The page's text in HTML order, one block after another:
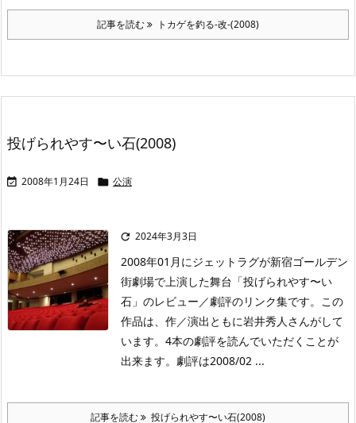
記事を読む トカゲを釣る-改-(2008)
投げられやす〜い石(2008)
 2008年1月24日  公演
 2024年3月3日
2008年01月にジェットラグが新宿ゴールデン
街劇場で上演した舞台「投げられやす〜い
石」のレビュー／劇評のリンク集です。この
作品は、作／演出ともに岩井秀人さんがして
います。4本の劇評を読んでいただくことが
出来ます。劇評は2008/02 ...
記事を読む 投げられやす〜い石(2008)